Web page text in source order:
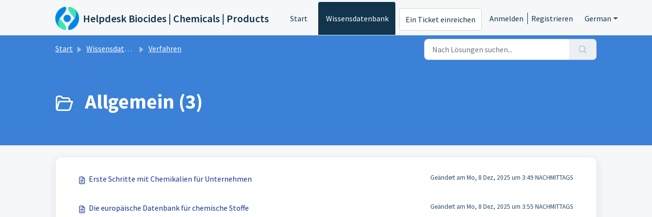
Zum hauptsächlichen Inhalt gehen
Helpdesk Biocides | Chemicals | Products Start Wissensdatenbank Ein Ticket einreichen Anmelden Registrieren German
Start Wissensdatenbank Verfahren
Allgemein (3)
Erste Schritte mit Chemikalien für Unternehmen Geändert am Mo, 8 Dez, 2025 um 3:49 NACHMITTAGS
Die europäische Datenbank für chemische Stoffe Geändert am Mo, 8 Dez, 2025 um 3:55 NACHMITTAGS